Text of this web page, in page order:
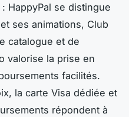
HappyPal se distingue
ses animations, Club
catalogue et de
valorise la prise en
facilités.
la carte Visa dédiée et
répondent à